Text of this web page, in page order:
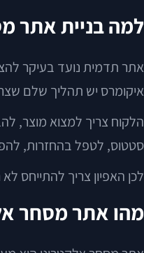
למה בניית אתר
אתר תדמית נועד בעיקר
איקומרס יש תהליך שלם
הלקוח צריך למצוא מוצר,
סטטוס, לטפל בהחזרות,
לכן האפיון צריך להתייחס
מהו אתר מסחר